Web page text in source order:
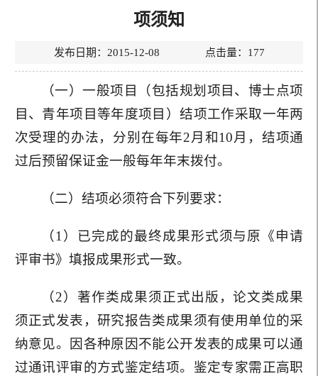
项须知
发布日期：2015-12-08 点击量： 177
（一）一般项目（包括规划项目、博士点项
目、青年项目等年度项目）结项工作采取一年两
次受理的办法，分别在每年2月和10月，结项通
过后预留保证金一般每年年末拨付。
（二）结项必须符合下列要求：
（1）已完成的最终成果形式须与原《申请
评审书》填报成果形式一致。
（2）著作类成果须正式出版，论文类成果
须正式发表，研究报告类成果须有使用单位的采
纳意见。因各种原因不能公开发表的成果可以通
过通讯评审的方式鉴定结项。鉴定专家需正高职